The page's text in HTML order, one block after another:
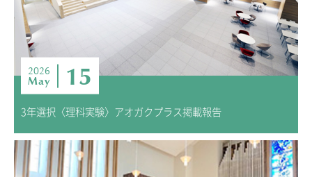
2026
May 15
3年選択〈理科実験〉アオガクプラス掲載報告